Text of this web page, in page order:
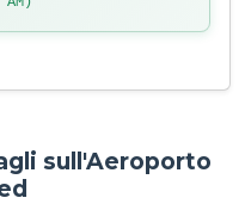
sull'Aeroporto